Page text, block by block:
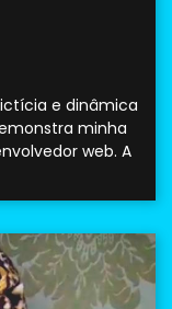
e dinâmica
minha
web. A